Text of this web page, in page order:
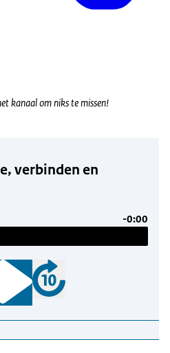
kanaal om niks te missen!
verbinden en
-0:00